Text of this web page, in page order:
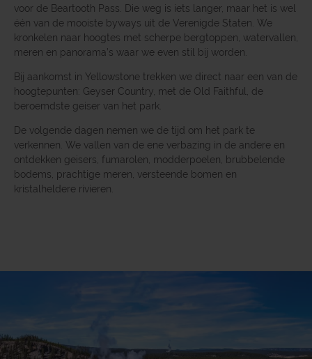
voor de Beartooth Pass. Die weg is iets langer, maar het is wel
één van de mooiste byways uit de Verenigde Staten. We
kronkelen naar hoogtes met scherpe bergtoppen, watervallen,
meren en panorama’s waar we even stil bij worden.
Bij aankomst in Yellowstone trekken we direct naar een van de
hoogtepunten: Geyser Country, met de Old Faithful, de
beroemdste geiser van het park.
De volgende dagen nemen we de tijd om het park te
verkennen. We vallen van de ene verbazing in de andere en
ontdekken geisers, fumarolen, modderpoelen, brubbelende
bodems, prachtige meren, versteende bomen en
kristalheldere rivieren.